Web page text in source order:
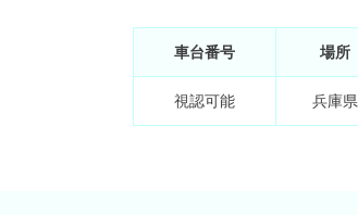
車台番号 場所
視認可能 兵庫県